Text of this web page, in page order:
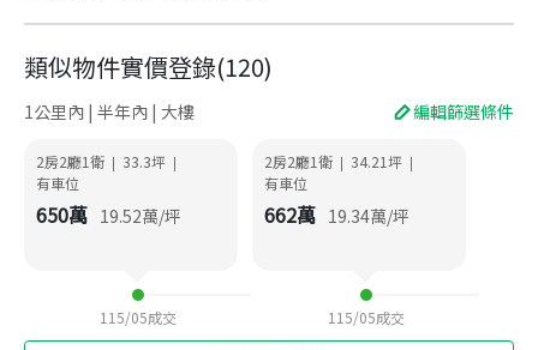
類似物件實價登錄(120)
1公里內 | 半年內 | 大樓 編輯篩選條件
2房2廳1衛 | 33.3坪 |
有車位
650萬 19.52萬/坪
115/05成交
2房2廳1衛 | 34.21坪 |
有車位
662萬 19.34萬/坪
115/05成交